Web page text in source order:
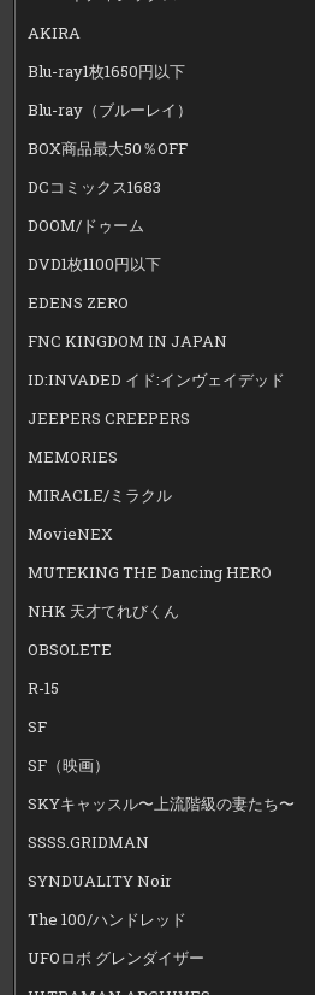
AKIRA
Blu-ray1枚1650円以下
Blu-ray（ブルーレイ）
BOX商品最大50％OFF
DCコミックス1683
DOOM/ドゥーム
DVD1枚1100円以下
EDENS ZERO
FNC KINGDOM IN JAPAN
ID:INVADED イド:インヴェイデッド
JEEPERS CREEPERS
MEMORIES
MIRACLE/ミラクル
MovieNEX
MUTEKING THE Dancing HERO
NHK 天才てれびくん
OBSOLETE
R-15
SF
SF（映画）
SKYキャッスル〜上流階級の妻たち〜
SSSS.GRIDMAN
SYNDUALITY Noir
The 100/ハンドレッド
UFOロボ グレンダイザー